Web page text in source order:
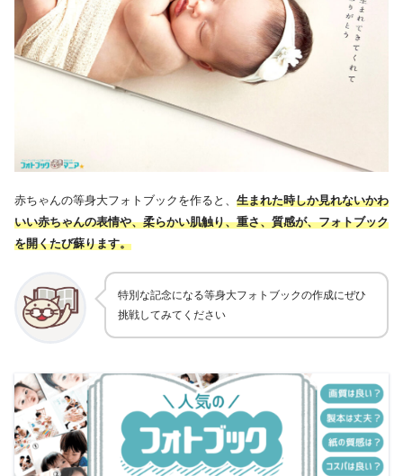
赤ちゃんの等身大フォトブックを作ると、 生まれた時しか見れないかわ
いい赤ちゃんの表情や、柔らかい肌触り、重さ、質感が、フォトブック
を開くたび蘇ります。
特別な記念になる等身大フォトブックの作成にぜひ
挑戦してみてください